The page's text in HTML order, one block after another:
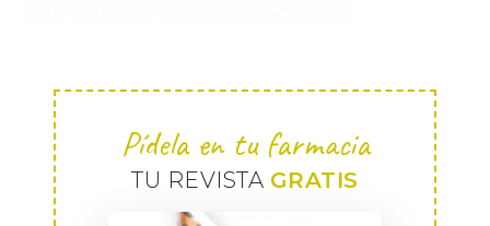
Pídela en tu farmacia
TU REVISTA GRATIS